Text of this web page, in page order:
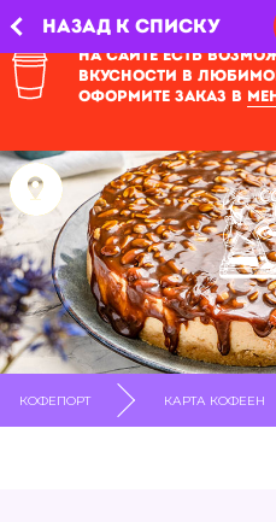
На сайте есть
вкусности в
оформите заказ в
КОФЕПОРТ КАРТА КОФЕЕН
Назад
Назад к списку